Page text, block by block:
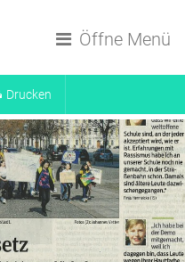
Öffne Menü
Drucken